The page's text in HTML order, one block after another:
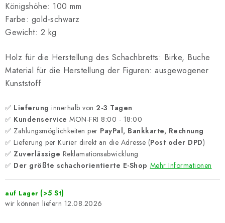
Königshöhe: 100 mm
Farbe: gold-schwarz
Gewicht: 2 kg
Holz für die Herstellung des Schachbretts: Birke, Buche
Material für die Herstellung der Figuren: ausgewogener
Kunststoff
✅ Lieferung innerhalb von 2-3 Tagen
✅ Kundenservice MON-FRI 8:00 - 18:00
✅ Zahlungsmöglichkeiten per PayPal, Bankkarte, Rechnung
✅ Lieferung per Kurier direkt an die Adresse (Post oder DPD)
✅ Zuverlässige Reklamationsabwicklung
✅ Der größte schachorientierte E-Shop Mehr Informationen
auf Lager (>5 St)
12.08.2026